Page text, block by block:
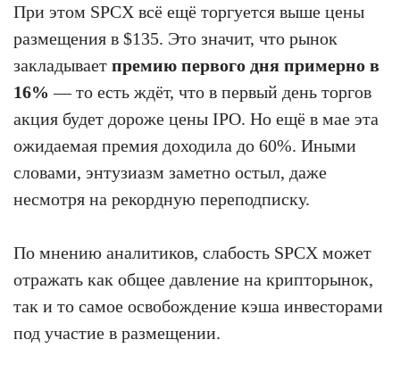
При этом SPCX всё ещё торгуется выше цены
размещения в $135. Это значит, что рынок
закладывает премию первого дня примерно в
16% — то есть ждёт, что в первый день торгов
акция будет дороже цены IPO. Но ещё в мае эта
ожидаемая премия доходила до 60%. Иными
словами, энтузиазм заметно остыл, даже
несмотря на рекордную переподписку.
По мнению аналитиков, слабость SPCX может
отражать как общее давление на крипторынок,
так и то самое освобождение кэша инвесторами
под участие в размещении.